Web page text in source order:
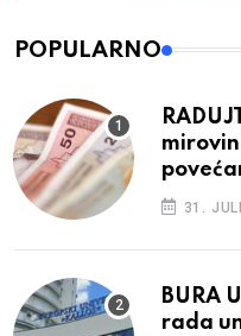
POPULARNO
31.
BURA
rada